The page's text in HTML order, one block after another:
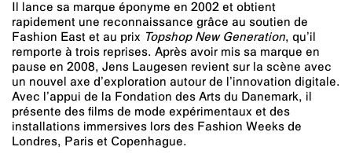
Il lance sa marque éponyme en 2002 et obtient
rapidement une reconnaissance grâce au soutien de
Fashion East et au prix Topshop New Generation, qu’il
remporte à trois reprises. Après avoir mis sa marque en
pause en 2008, Jens Laugesen revient sur la scène avec
un nouvel axe d’exploration autour de l’innovation digitale.
Avec l’appui de la Fondation des Arts du Danemark, il
présente des films de mode expérimentaux et des
installations immersives lors des Fashion Weeks de
Londres, Paris et Copenhague.